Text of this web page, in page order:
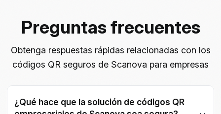
Preguntas frecuentes
Obtenga respuestas rápidas relacionadas con los
códigos QR seguros de Scanova para empresas
¿Qué hace que la solución de códigos QR